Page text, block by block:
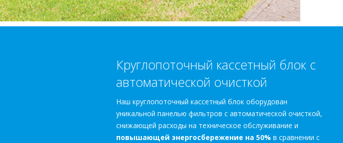
Круглопоточный кассетный блок с
автоматической очисткой
Наш круглопоточный кассетный блок оборудован
уникальной панелью фильтров с автоматической очисткой,
снижающей расходы на техническое обслуживание и
повышающей энергосбережение на 50% в сравнении с